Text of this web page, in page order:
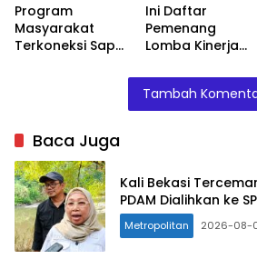
Program
Masyarakat
Terkoneksi Sapa
Ini Daftar
Pemenang
Lomba Kinerja
Tambah
Baca Juga
Kali Bekasi
PDAM Dialihkan ke
Metropolitan 2026-08-